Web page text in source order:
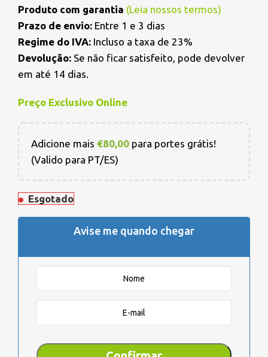
Produto com garantia (Leia nossos termos)
Prazo de envio: Entre 1 e 3 dias
Regime do IVA: Incluso a taxa de 23%
Devolução: Se não ficar satisfeito, pode devolver
em até 14 dias.
Preço Exclusivo Online
Adicione mais €80,00 para portes grátis!
(Valido para PT/ES)
Esgotado
Avise me quando chegar